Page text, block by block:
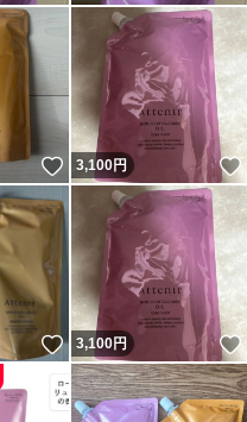
いいね！
3,100円
いいね！
3,100円